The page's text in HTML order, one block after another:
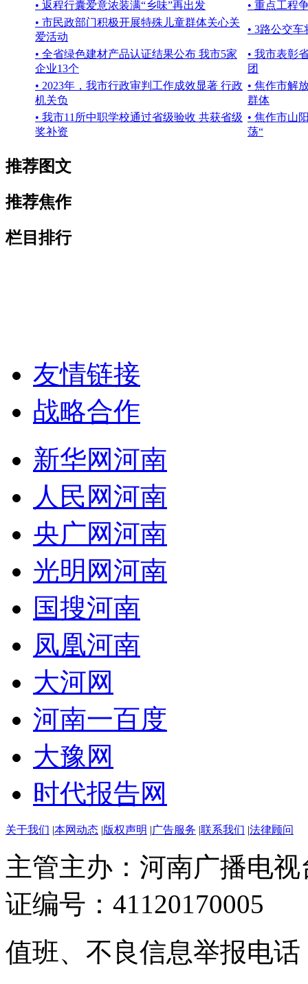
• 返程行囊爱意浓装满“乡味”再出发
• 重点工程
• 市民政部门积极开展特殊儿童群体关心关
爱活动
• 3路公交车
• 全省绿色建材产品认证结果公布 我市5家
企业13个
• 我市表彰
团
• 2023年，我市行政审判工作成效显著 行政
机关负
• 焦作市解
群体
• 我市11所中职学校通过省级验收 共获省级
奖补资
• 焦作市山
荡“
推荐图文
推荐焦作
栏目排行
友情链接
战略合作
新华网河南
人民网河南
央广网河南
光明网河南
国搜河南
凤凰河南
大河网
河南一百度
大豫网
时代报告网
关于我们 |本网动态 |版权声明 |广告服务 |联系我们 |法律顾问
主管主办：河南广播电
证编号：41120170005
值班、不良信息举报电话